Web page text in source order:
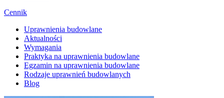
Cennik
Uprawnienia budowlane
Aktualności
Wymagania
Praktyka na uprawnienia budowlane
Egzamin na uprawnienia budowlane
Rodzaje uprawnień budowlanych
Blog